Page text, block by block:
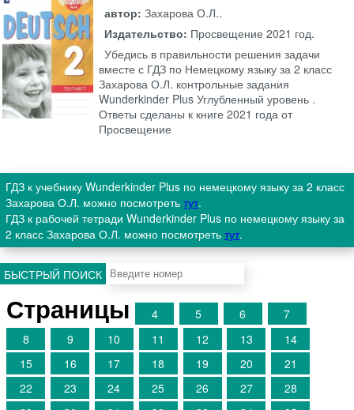
автор:Захарова О.Л..
Издательство: Просвещение 2021 год.
Убедись в правильности решения задачи
вместе с ГДЗ по Немецкому языку за 2 класс
Захарова О.Л. контрольные задания
Wunderkinder Plus Углубленный уровень .
Ответы сделаны к книге 2021 года от
Просвещение
ГДЗ к учебнику Wunderkinder Plus по немецкому языку за 2 класс
Захарова О.Л. можно посмотреть тут.
ГДЗ к рабочей тетради Wunderkinder Plus по немецкому языку за
2 класс Захарова О.Л. можно посмотреть тут.
БЫСТРЫЙ ПОИСК
Страницы 4 5 6
7
8
9 10 11 12 13
14
15
16 17 18 19 20
21
22
23 24 25 26 27
28